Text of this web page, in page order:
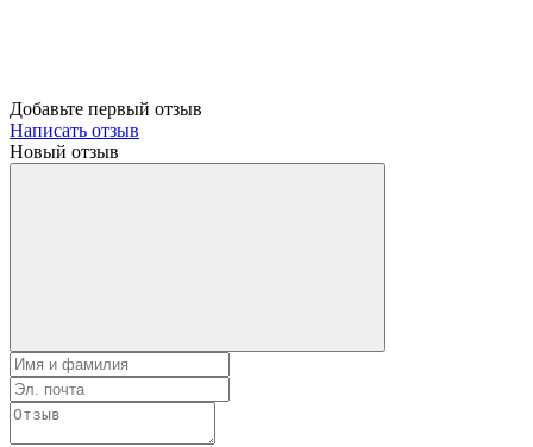
Добавьте первый отзыв
Написать отзыв
Новый отзыв